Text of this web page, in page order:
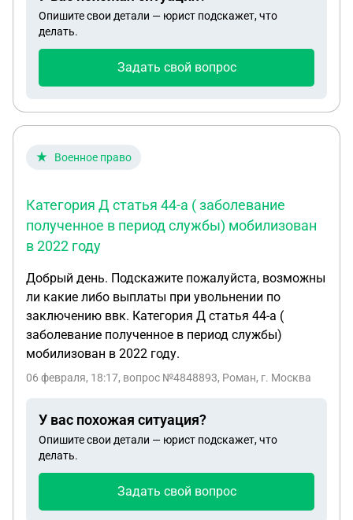
Опишите свои детали — юрист подскажет, что
делать.
Задать свой вопрос
Военное право
Категория Д статья 44-а ( заболевание
полученное в период службы) мобилизован
в 2022 году
Добрый день. Подскажите пожалуйста, возможны
ли какие либо выплаты при увольнении по
заключению ввк. Категория Д статья 44-а (
заболевание полученное в период службы)
мобилизован в 2022 году.
06 февраля, 18:17, вопрос №4848893, Роман, г. Москва
У вас похожая ситуация?
Опишите свои детали — юрист подскажет, что
делать.
Задать свой вопрос